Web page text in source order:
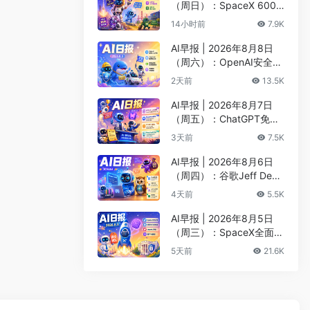
（周日）：SpaceX 600
亿美元收购Cursor最快下
遭突破
14小时前 7.9K
AI早报 | 2026年8月8日
（周六）：OpenAI安全评
估暂停Astra开发、DeepS
资
2天前 13.5K
AI早报 | 2026年8月7日
（周五）：ChatGPT免费
版升级GPT-5.6 Luna无限
萨比斯卸任CEO
3天前 7.5K
AI早报 | 2026年8月6日
（周四）：谷歌Jeff Dean
创办AI科学公司、Meta发
4天前 5.5K
AI早报 | 2026年8月5日
（周三）：SpaceX全面押
注英伟达布局太空AI、四
5天前 21.6K